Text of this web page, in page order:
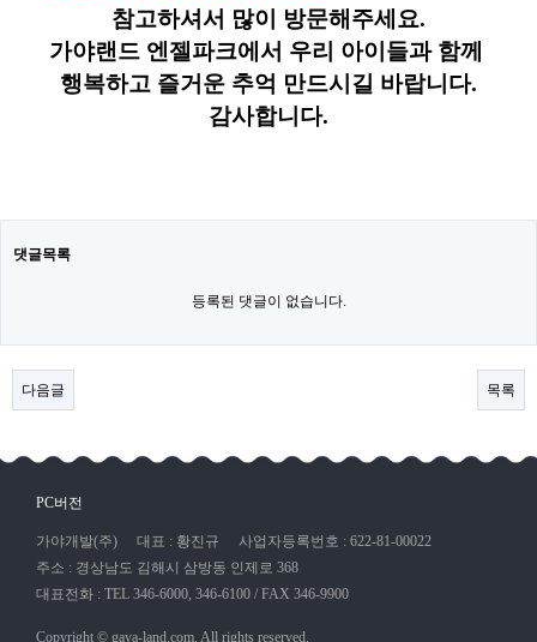
참고하셔서 많이 방문해주세요.
가야랜드 엔젤파크에서 우리 아이들과 함께
행복하고 즐거운 추억 만드시길 바랍니다.
감사합니다.​
댓글목록
등록된 댓글이 없습니다.
다음글 목록
PC버전
가야개발(주) 대표 : 황진규
사업자등록번호 : 622-81-00022
주소 : 경상남도 김해시 삼방동 인제로 368
대표전화 : TEL 346-6000, 346-6100 / FAX 346-9900
Copyright © gaya-land.com. All rights reserved.